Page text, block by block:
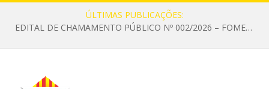
ÚLTIMAS PUBLICAÇÕES:
EDITAL DE CHAMAMENTO PÚBLICO Nº 002/2026 – FOMENTO À EXECUÇÃO DE AÇÕES CULTURAIS